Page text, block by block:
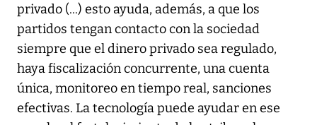
privado (...) esto ayuda, además, a que los
partidos tengan contacto con la sociedad
siempre que el dinero privado sea regulado,
haya fiscalización concurrente, una cuenta
única, monitoreo en tiempo real, sanciones
efectivas. La tecnología puede ayudar en ese